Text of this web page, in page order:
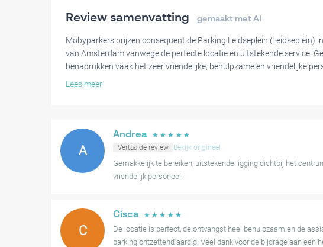
Review samenvatting gemaakt met AI
Mobyparkers prijzen consequent de Parking Leidseplein (Leidseplein)
van Amsterdam vanwege de perfecte locatie en uitstekende service.
benadrukken vaak het zeer vriendelijke, behulpzame en vriendelijke
name de waardering voor de valetparkeerservice. Het gemak en de
gemeld bij het betreden van de parkeerplaats, en één beoordeling
om de klantenservice te bereiken voor een annulering vanwege
omstandigheden. Een andere gebruiker merkte op dat hoewel het
het eerste contact met het hotelpersoneel minder gastvrij was.
uitzonderlijke service van het personeel, wat het een uitstekende keuze
Amsterdam te verkennen.
Lees meer
A
Andrea ☆ ☆ ☆ ☆ ☆
Vertaalde review
Bekijk origineel
Gemakkelijk te bereiken, uitstekende ligging dichtbij het
vriendelijk personeel.
C
Cisca ☆ ☆ ☆ ☆ ☆
De locatie is perfect, de ontvangst heel behulpzaam en de
parking ontzettend aardig. Veel dank voor de bijdrage aan een